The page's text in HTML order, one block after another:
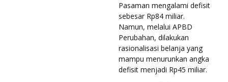
Pasaman mengalami defisit
sebesar Rp84 miliar.
Namun, melalui APBD
Perubahan, dilakukan
rasionalisasi belanja yang
mampu menurunkan angka
defisit menjadi Rp45 miliar.